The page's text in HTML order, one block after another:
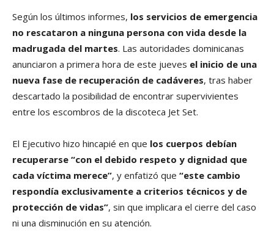
Según los últimos informes, los servicios de emergencia
no rescataron a ninguna persona con vida desde la
madrugada del martes. Las autoridades dominicanas
anunciaron a primera hora de este jueves el inicio de una
nueva fase de recuperación de cadáveres, tras haber
descartado la posibilidad de encontrar supervivientes
entre los escombros de la discoteca Jet Set.
El Ejecutivo hizo hincapié en que los cuerpos debían
recuperarse “con el debido respeto y dignidad que
cada víctima merece”, y enfatizó que “este cambio
respondía exclusivamente a criterios técnicos y de
protección de vidas”, sin que implicara el cierre del caso
ni una disminución en su atención.